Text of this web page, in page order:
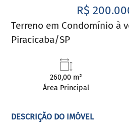
R$
Terreno em Condomínio à
Piracicaba/SP
260,00 m²
Área Principal
DESCRIÇÃO DO IMÓVEL